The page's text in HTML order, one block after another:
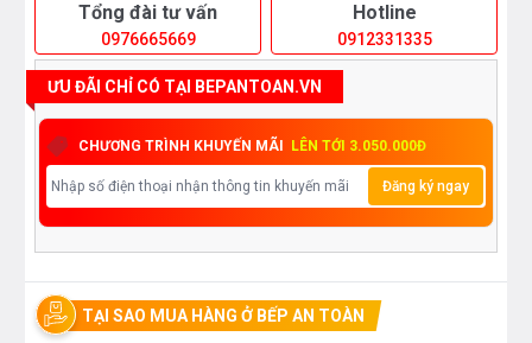
Tổng đài tư vấn
0976665669
Hotline
0912331335
ƯU ĐÃI CHỈ CÓ TẠI BEPANTOAN.VN
CHƯƠNG TRÌNH KHUYẾN MÃI LÊN TỚI 3.050.000Đ
Đăng ký ngay
TẠI SAO MUA HÀNG Ở BẾP AN TOÀN